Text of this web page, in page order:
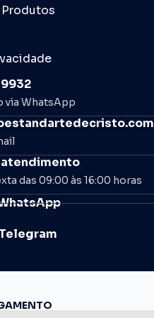
via WhatsApp
atendimento
das 09:00 às 16:00 horas